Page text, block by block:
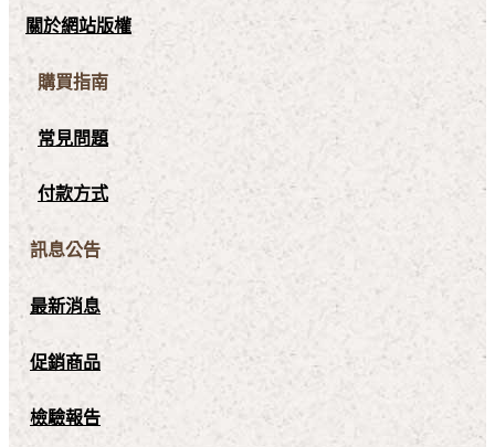
關於網站版權
購買指南
常見問題
付款方式
訊息公告
最新消息
促銷商品
檢驗報告